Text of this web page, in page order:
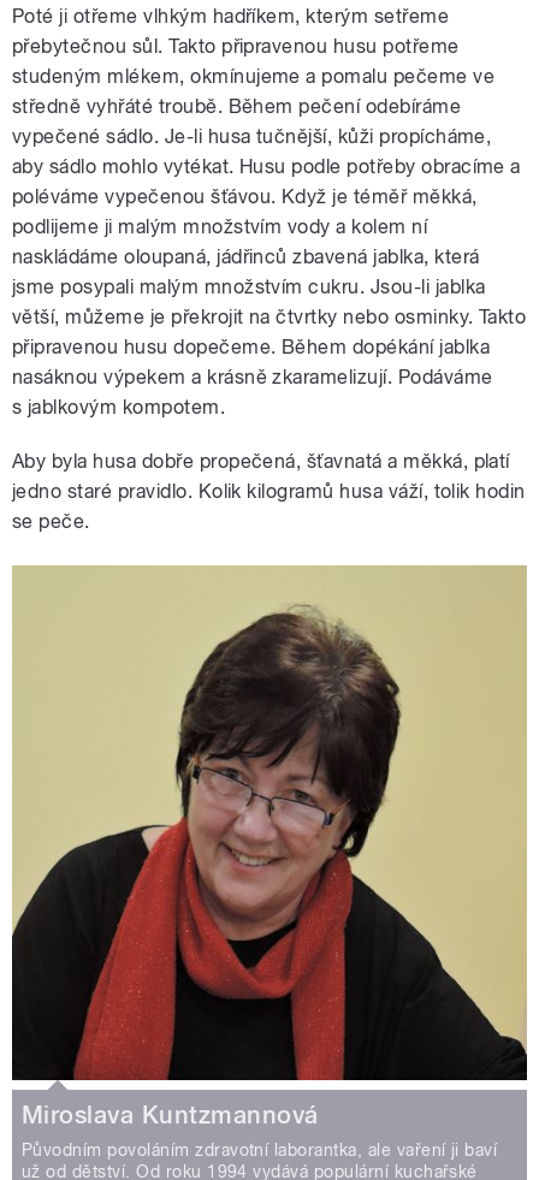
Poté ji otřeme vlhkým hadříkem, kterým setřeme
přebytečnou sůl. Takto připravenou husu potřeme
studeným mlékem, okmínujeme a pomalu pečeme ve
středně vyhřáté troubě. Během pečení odebíráme
vypečené sádlo. Je-li husa tučnější, kůži propícháme,
aby sádlo mohlo vytékat. Husu podle potřeby obracíme a
poléváme vypečenou šťávou. Když je téměř měkká,
podlijeme ji malým množstvím vody a kolem ní
naskládáme oloupaná, jádřinců zbavená jablka, která
jsme posypali malým množstvím cukru. Jsou-li jablka
větší, můžeme je překrojit na čtvrtky nebo osminky. Takto
připravenou husu dopečeme. Během dopékání jablka
nasáknou výpekem a krásně zkaramelizují. Podáváme
s jablkovým kompotem.
Aby byla husa dobře propečená, šťavnatá a měkká, platí
jedno staré pravidlo. Kolik kilogramů husa váží, tolik hodin
se peče.
Miroslava Kuntzmannová
Původním povoláním zdravotní laborantka, ale vaření ji baví
už od dětství. Od roku 1994 vydává populární kuchařské